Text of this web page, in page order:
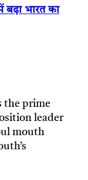
बढ़ा भारत का
the prime
leader
mouth